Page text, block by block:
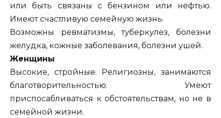
или быть связаны с бензином или нефтью.
Имеют счастливую семейную жизнь.
Возможны ревматизмы, туберкулез, болезни
желудка, кожные заболевания, болезни ушей.
Женщины
Высокие, стройные. Религиозны, занимаются
благотворительностью. Умеют
приспосабливаться к обстоятельствам, но не в
семейной жизни.